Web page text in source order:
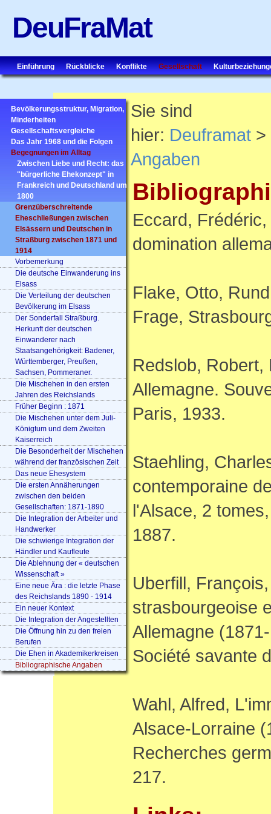
DeuFraMat
Einführung Rückblicke Konflikte Gesellschaft
Bevölkerungsstruktur, Migration,
Minderheiten
Gesellschaftsvergleiche
Das Jahr 1968 und die Folgen
Begegnungen im Alltag
Zwischen Liebe und Recht: das
"bürgerliche Ehekonzept" in
Frankreich und Deutschland um
1800
Grenzüberschreitende
Eheschließungen zwischen
Elsässern und Deutschen in
Straßburg zwischen 1871 und
1914
Vorbemerkung
Die deutsche Einwanderung ins
Elsass
Die Verteilung der deutschen
Bevölkerung im Elsass
Der Sonderfall Straßburg.
Herkunft der deutschen
Einwanderer nach
Staatsangehörigkeit: Badener,
Württemberger, Preußen,
Sachsen, Pommeraner.
Die Mischehen in den ersten
Jahren des Reichslands
Früher Beginn : 1871
Die Mischehen unter dem Juli-
Königtum und dem Zweiten
Kaiserreich
Die Besonderheit der Mischehen
während der französischen Zeit
Das neue Ehesystem
Die ersten Annäherungen
zwischen den beiden
Gesellschaften: 1871-1890
Die Integration der Arbeiter und
Handwerker
Die schwierige Integration der
Händler und Kaufleute
Die Ablehnung der « deutschen
Wissenschaft »
Eine neue Ära : die letzte Phase
des Reichslands 1890 - 1914
Ein neuer Kontext
Die Integration der Angestellten
Die Öffnung hin zu den freien
Berufen
Die Ehen in Akademikerkreisen
Bibliographische Angaben
Sie sind
hier: Deuframat>
Angaben
Eccard,
domination
Flake, Otto,
Frage,
Redslob, Robert,
Allemagne.
Paris, 1933.
Staehling,
contemporaine
l'Alsace, 2
1887.
Uberfill,
strasbourgeoise
Allemagne
Société savante
Wahl, Alfred,
Alsace-Lorraine
Recherches
217.